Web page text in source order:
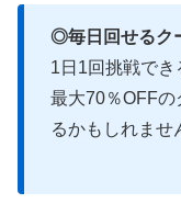
◎毎日回せるク
1日1回挑戦でき
最大70％OFFの
るかもしれませ